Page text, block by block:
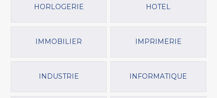
HORLOGERIE HOTEL
IMMOBILIER IMPRIMERIE
INDUSTRIE INFORMATIQUE